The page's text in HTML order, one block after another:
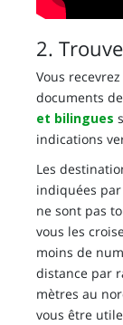
2.
Vous
documents
et bilingues
indications
Les
indiquées par
ne sont pas
vous les
moins de
distance par
mètres au
vous être